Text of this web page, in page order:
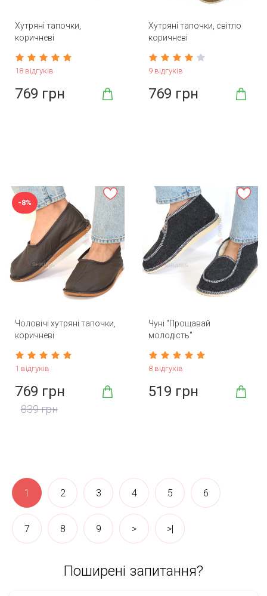
Хутряні тапочки,
коричневі
18 відгуків
769 грн
Хутряні тапочки, світло
коричневі
9 відгуків
769 грн
-8%
Чоловічі хутряні тапочки,
коричневі
1 відгуків
769 грн
839 грн
Чуні "Прощавай
молодість"
8 відгуків
519 грн
1 2 3 4 5 6
7 8 9 > >|
Поширені запитання?